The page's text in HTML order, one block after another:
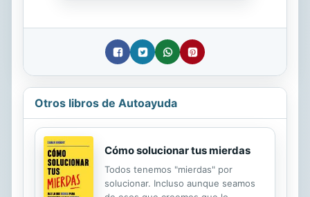
Otros libros de Autoayuda
Cómo solucionar tus mierdas
Todos tenemos "mierdas" por
solucionar. Incluso aunque seamos